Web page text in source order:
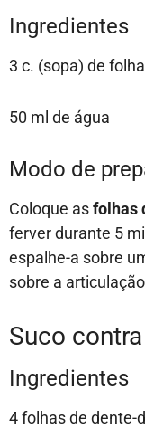
Ingredientes
3 c. (sopa) de
50 ml de água
Modo de
Coloque asfolhas
ferver durante 5
espalhe-a sobre
sobre a
Suco
Ingredientes
4 folhas de dente-